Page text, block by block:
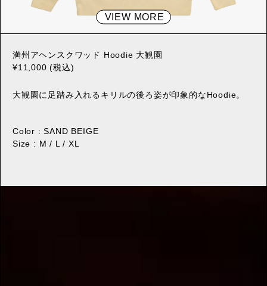
VIEW MORE
満州アヘンスクワッド Hoodie 大観園
¥11,000 (税込)
大観園に足踏み入れるキリルの後ろ姿が印象的なHoodie。
Color : SAND BEIGE
Size : M / L / XL